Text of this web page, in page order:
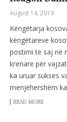
August 14, 2019
Këngëtarja
këngëtareve
postimi të saj në
krenare për
ka uruar sukses
menjëhershëm
READ MORE